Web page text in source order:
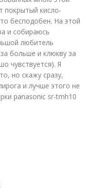
покрытый кисло-
бесподобен. На этой
и собираюсь
любитель
больше и клюкву за
чувствуется). Я
но скажу сразу,
и лучше этого не
panasonic sr-tmh10